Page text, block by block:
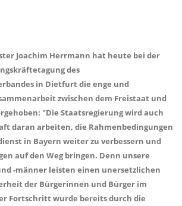
Joachim Herrmann hat heute bei der
des
in Dietfurt die enge und
zwischen dem Freistaat und
"Die Staatsregierung wird auch
daran arbeiten, die Rahmenbedingungen
in Bayern weiter zu verbessern und
auf den Weg bringen. Denn unsere
-männer leisten einen unersetzlichen
der Bürgerinnen und Bürger im
Fortschritt wurde bereits durch die